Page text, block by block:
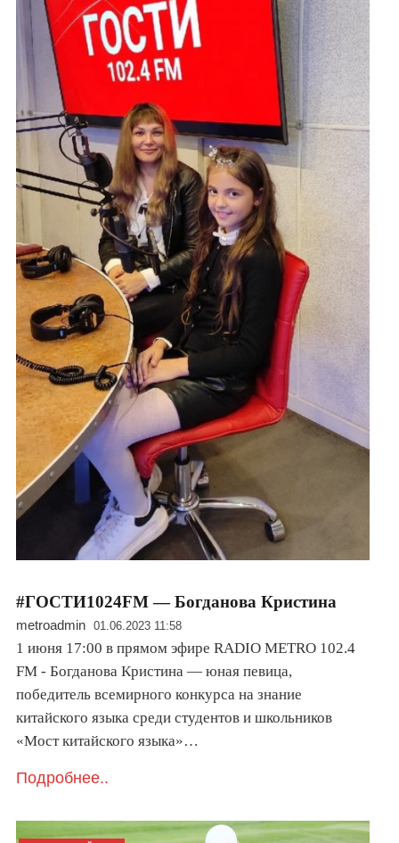
#ГОСТИ1024FM — Богданова Кристина
metroadmin 01.06.2023 11:58
1 июня 17:00 в прямом эфире RADIO METRO 102.4
FM - Богданова Кристина — юная певица,
победитель всемирного конкурса на знание
китайского языка среди студентов и школьников
«Мост китайского языка»…
Подробнее..